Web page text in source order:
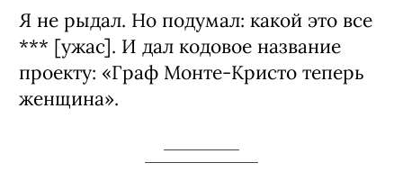
Я не рыдал. Но подумал: какой это все
*** [ужас]. И дал кодовое название
проекту: «Граф Монте-­Кристо теперь
женщина».